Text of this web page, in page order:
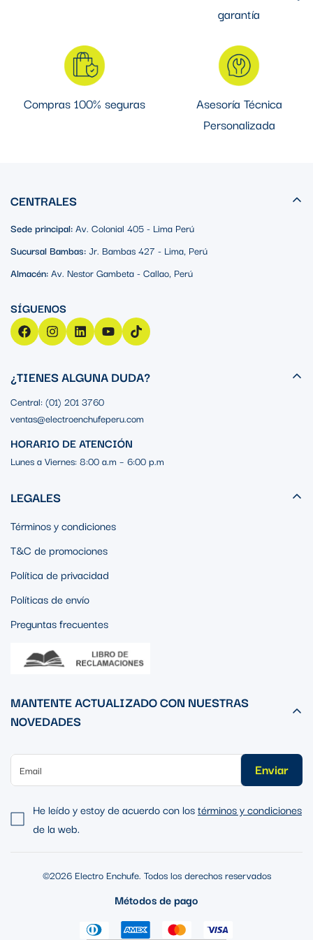
garantía
Compras 100% seguras
Asesoría Técnica
Personalizada
CENTRALES
Sede principal:Av. Colonial 405 - Lima Perú
Sucursal Bambas:Jr. Bambas 427 - Lima, Perú
Almacén:Av. Nestor Gambeta - Callao, Perú
¿TIENES ALGUNA DUDA?
Central: (01) 201 3760
ventas@electroenchufeperu.com
HORARIO DE ATENCIÓN
Lunes a Viernes: 8:00 a.m – 6:00 p.m
LEGALES
Términos y condiciones
T&C de promociones
Política de privacidad
Políticas de envío
Preguntas frecuentes
MANTENTE ACTUALIZADO CON NUESTRAS
NOVEDADES
Enviar
He leído y estoy de acuerdo con lostérminos y condiciones
de la web.
©2026 Electro Enchufe. Todos los derechos reservados
Métodos de pago